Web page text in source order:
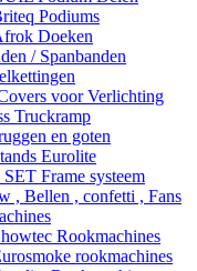
Podiums
Doeken
/ Spanbanden
voor Verlichting
Truckramp
en goten
Eurolite
Frame systeem
, Bellen , confetti , Fans
Rookmachines
rookmachines